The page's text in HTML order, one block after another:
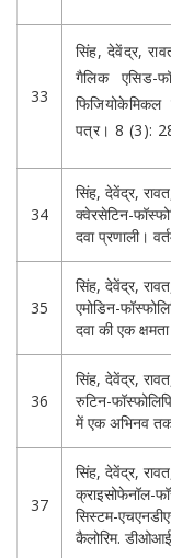
33
सिंह, देवेंद्र,
गैलिक एसिड-
पत्र। 8 (3):
34
सिंह, देवेंद्र,
क्वेरसेटिन-
दवा प्रणाली।
35
सिंह, देवेंद्र,
एमोडिन-
दवा की एक
36
सिंह, देवेंद्र,
रुटिन-
में एक अभिनव
37
सिंह, देवेंद्र,
क्राइसोफेनॉल-
सिस्टम-
कैलोरिम.